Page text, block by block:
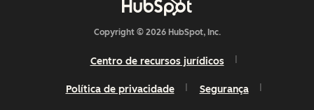
Copyright © 2026 HubSpot, Inc.
Centro de recursos jurídicos
Política de privacidade Segurança